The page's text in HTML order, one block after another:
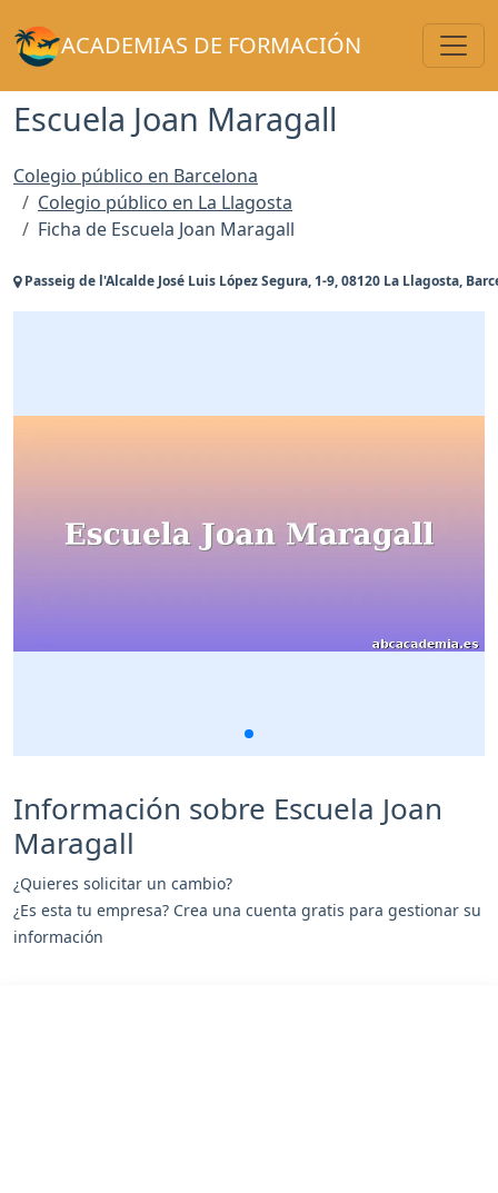
ACADEMIAS DE FORMACIÓN
Escuela Joan Maragall
Colegio público en Barcelona
Colegio público en La Llagosta
Ficha de Escuela Joan Maragall
Passeig de l'Alcalde José Luis López Segura, 1-9, 08120 La Llagosta,
Información sobre Escuela Joan
Maragall
¿Quieres solicitar un cambio?
¿Es esta tu empresa? Crea una cuenta gratis para gestionar su
información